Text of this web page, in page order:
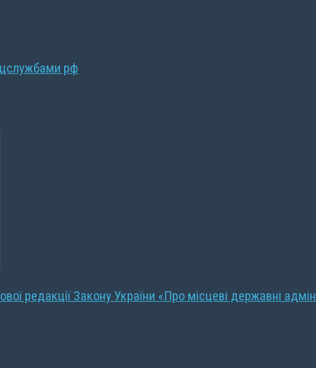
рф
редакції Закону України «Про місцеві державні